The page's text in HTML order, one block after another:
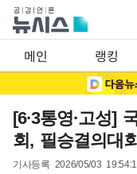
메인 랭킹
[6·3통영·고성]
회, 필승결의대
기사등록 2026/05/03